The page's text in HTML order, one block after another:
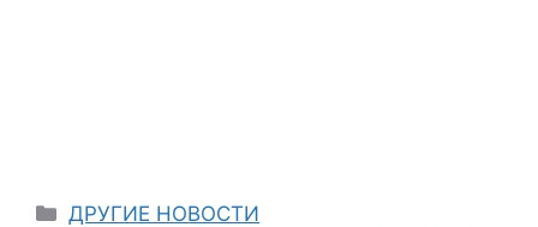
Categories
ДРУГИЕ НОВОСТИ